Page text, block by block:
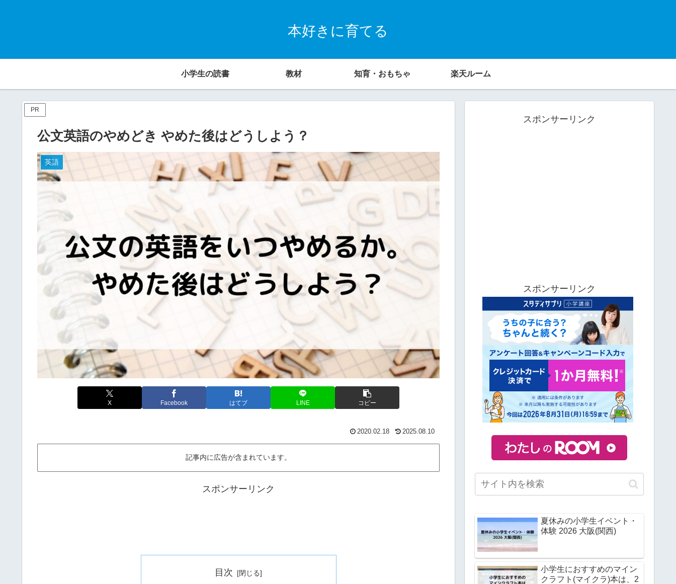
本好きに育てる
小学生の読書 教材 知育・おもちゃ 楽天ルーム
PR
公文英語のやめどき やめた後はどうしよう？
英語
X Facebook はてブ LINE コピー
2020.02.18 2025.08.10
記事内に広告が含まれています。
スポンサーリンク
目次
スポンサーリンク
スポンサーリンク
夏休みの小学生イベント・
体験 2026 大阪(関西)
小学生におすすめのマイン
クラフト(マイクラ)本は、2